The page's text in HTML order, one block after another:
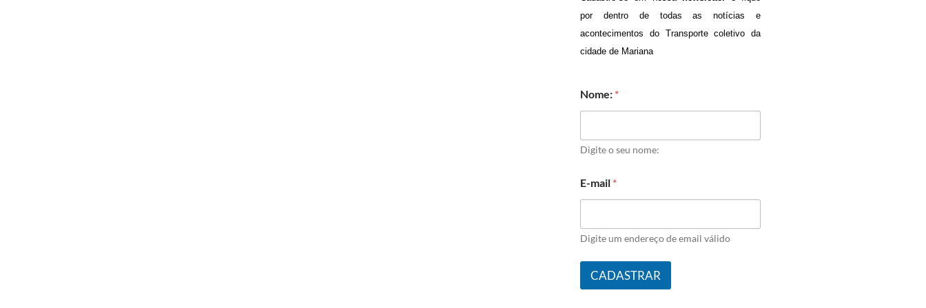
por dentro de todas as notícias e
acontecimentos do Transporte coletivo da
cidade de Mariana
Nome: *
Digite o seu nome:
E-mail *
Digite um endereço de email válido
CADASTRAR